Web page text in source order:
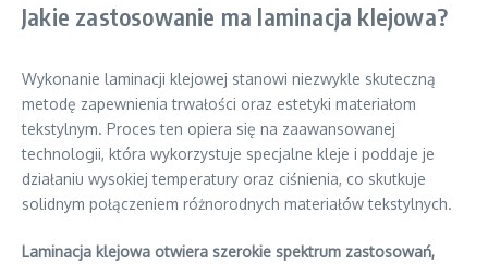
Jakie zastosowanie ma laminacja klejowa?
Wykonanie laminacji klejowej stanowi niezwykle skuteczną
metodę zapewnienia trwałości oraz estetyki materiałom
tekstylnym. Proces ten opiera się na zaawansowanej
technologii, która wykorzystuje specjalne kleje i poddaje je
działaniu wysokiej temperatury oraz ciśnienia, co skutkuje
solidnym połączeniem różnorodnych materiałów tekstylnych.
Laminacja klejowa otwiera szerokie spektrum zastosowań,